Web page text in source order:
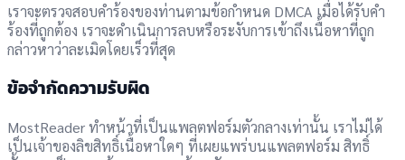
เราจะตรวจสอบคำร้องของท่านตามข้อกำหนด DMCA เมื่อได้รับคำ
ร้องที่ถูกต้อง เราจะดำเนินการลบหรือระงับการเข้าถึงเนื้อหาที่ถูก
กล่าวหาว่าละเมิดโดยเร็วที่สุด
ข้อจำกัดความรับผิด
MostReader ทำหน้าที่เป็นแพลตฟอร์มตัวกลางเท่านั้น เราไม่ได้
เป็นเจ้าของลิขสิทธิ์เนื้อหาใดๆ ที่เผยแพร่บนแพลตฟอร์ม สิทธิ์